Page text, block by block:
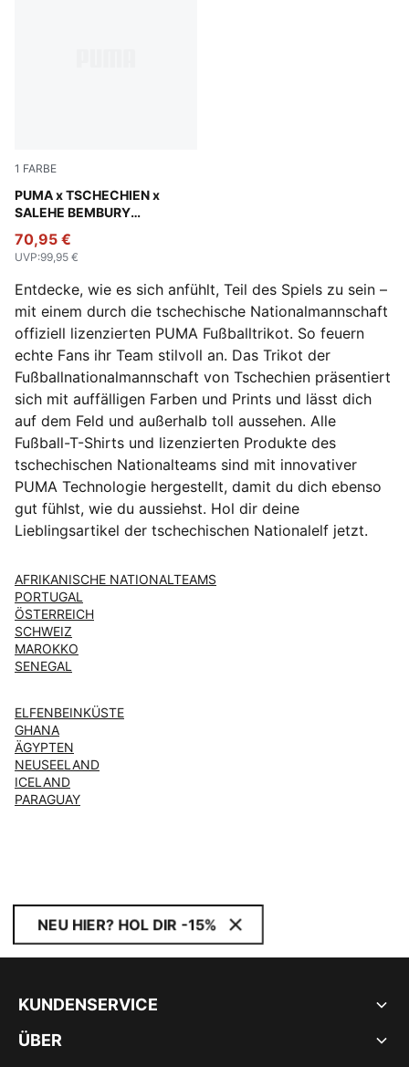
1 FARBE
PUMA x TSCHECHIEN x
SALEHE BEMBURY
Gold Moon-Pebble Path
70,95 €
UVP:99,95 €
Entdecke, wie es sich anfühlt, Teil des Spiels zu sein –
mit einem durch die tschechische Nationalmannschaft
offiziell lizenzierten PUMA Fußballtrikot. So feuern
echte Fans ihr Team stilvoll an. Das Trikot der
Fußballnationalmannschaft von Tschechien präsentiert
sich mit auffälligen Farben und Prints und lässt dich
auf dem Feld und außerhalb toll aussehen. Alle
Fußball-T-Shirts und lizenzierten Produkte des
tschechischen Nationalteams sind mit innovativer
PUMA Technologie hergestellt, damit du dich ebenso
gut fühlst, wie du aussiehst. Hol dir deine
Lieblingsartikel der tschechischen Nationalelf jetzt.
AFRIKANISCHE NATIONALTEAMS
PORTUGAL
ÖSTERREICH
SCHWEIZ
MAROKKO
SENEGAL
ELFENBEINKÜSTE
GHANA
ÄGYPTEN
NEUSEELAND
ICELAND
PARAGUAY
NEU HIER? HOL DIR -15%
KUNDENSERVICE
ÜBER